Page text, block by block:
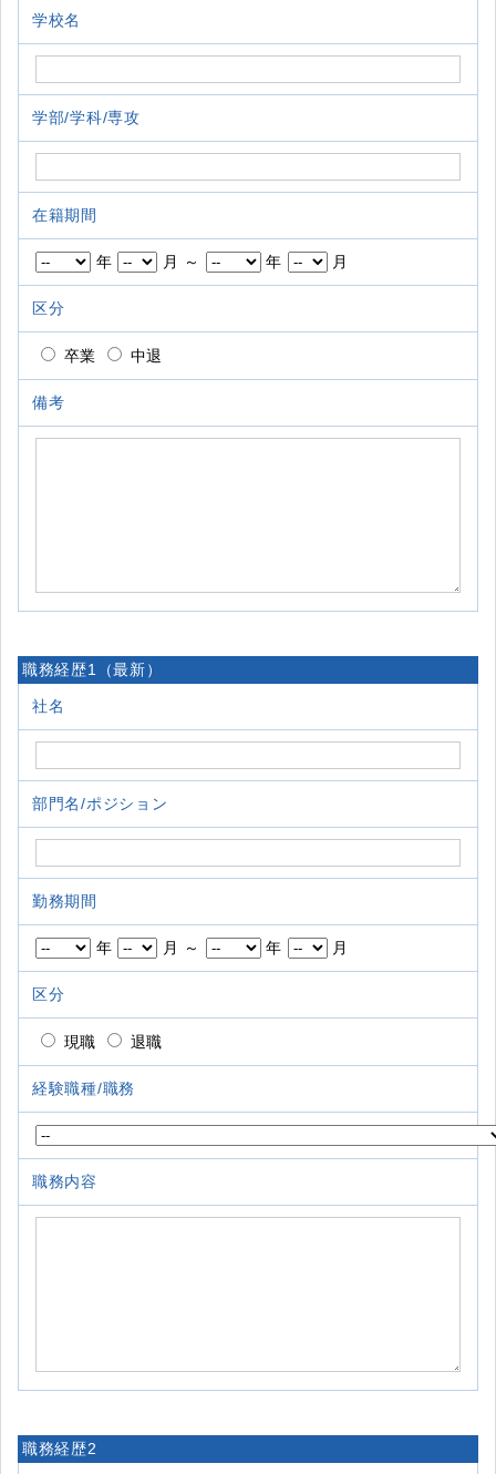
学校名
学部/学科/専攻
在籍期間
年 月 ～ 年 月
区分
卒業 中退
備考
職務経歴1（最新）
社名
部門名/ポジション
勤務期間
年 月 ～ 年 月
区分
現職 退職
経験職種/職務
職務内容
職務経歴2